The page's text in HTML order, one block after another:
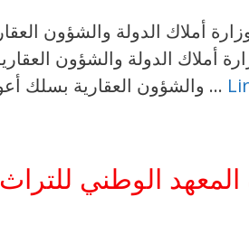
والشؤون العقارية بسلك أعوان الوزارة، وذلك طبقًا لقرار وزير أملاك الدولة والشؤون العقارية المؤرخ في 06 جويلية …
للتراث 2026: انتداب 50 عامل حراسة : آخر أجل 21 أوت 2026